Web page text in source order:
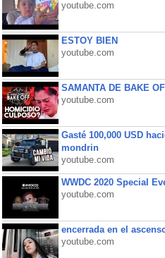
youtube.com
ESTOY BIEN
youtube.com
SAMANTA DE BAKE
youtube.com
Gasté 100,000 USD
mondrin
youtube.com
WWDC 2020 Special
youtube.com
encerrada en el
youtube.com